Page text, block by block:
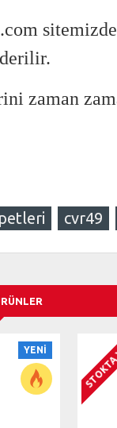
zaman
cvr49
YENI